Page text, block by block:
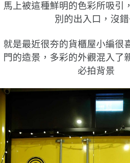
馬上被這種鮮明的色彩所吸引
別的出入口，沒
就是最近很夯的貨櫃屋小編很
門的造景，多彩的外觀混入了
必拍背景